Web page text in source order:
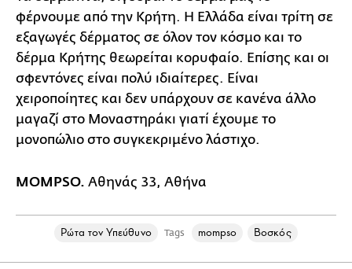
φέρνουμε από την Κρήτη. Η Ελλάδα είναι τρίτη σε
εξαγωγές δέρματος σε όλον τον κόσμο και το
δέρμα Κρήτης θεωρείται κορυφαίο. Επίσης και οι
σφεντόνες είναι πολύ ιδιαίτερες. Είναι
χειροποίητες και δεν υπάρχουν σε κανένα άλλο
μαγαζί στο Μοναστηράκι γιατί έχουμε το
μονοπώλιο στο συγκεκριμένο λάστιχο.
MOMPSO. Αθηνάς 33, Αθήνα
Ρώτα τον Υπεύθυνο Tags mompso Βοσκός